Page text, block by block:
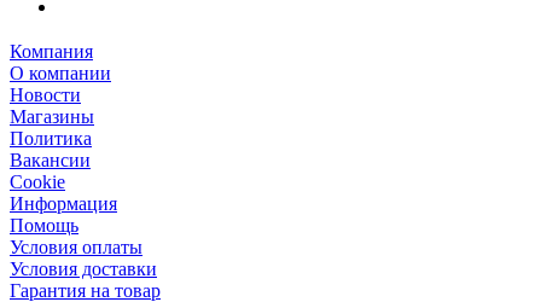
Компания
О компании
Новости
Магазины
Политика
Вакансии
Сookie
Информация
Помощь
Условия оплаты
Условия доставки
Гарантия на товар